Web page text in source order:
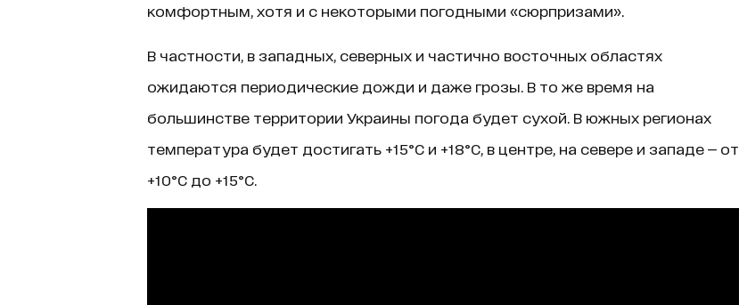
комфортным, хотя и с некоторыми погодными «сюрпризами».
В частности, в западных, северных и частично восточных областях
ожидаются периодические дожди и даже грозы. В то же время на
большинстве территории Украины погода будет сухой. В южных регионах
температура будет достигать +15°C и +18°C, в центре, на севере и западе — от
+10°C до +15°C.